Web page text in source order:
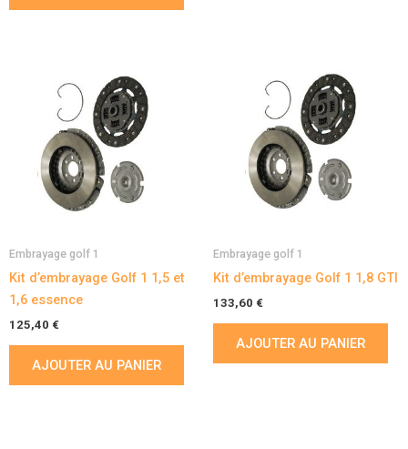
Embrayage golf 1
Kit d’embrayage Golf 1 1,5 et
1,6 essence
125,40 €
AJOUTER AU PANIER
Embrayage golf 1
Kit d’embrayage Golf 1 1,8 GTI
133,60 €
AJOUTER AU PANIER